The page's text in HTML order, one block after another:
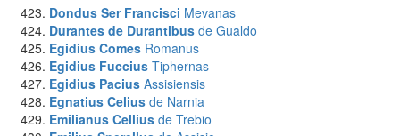
Dondus Ser Francisci Mevanas
Durantes de Durantibus de Gualdo
Egidius Comes Romanus
Egidius Fuccius Tiphernas
Egidius Pacius Assisiensis
Egnatius Celius de Narnia
Emilianus Cellius de Trebio